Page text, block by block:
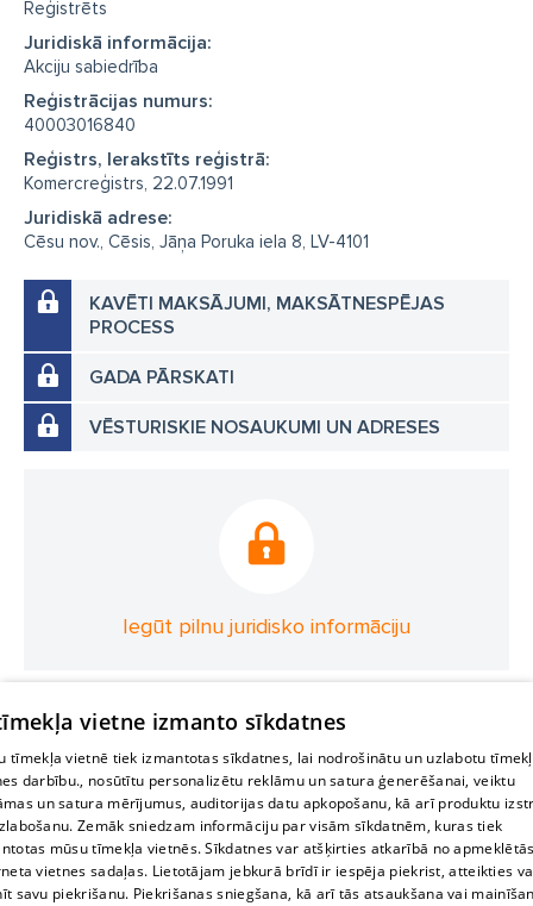
Reģistrēts
Juridiskā informācija:
Akciju sabiedrība
Reģistrācijas numurs:
40003016840
Reģistrs, Ierakstīts reģistrā:
Komercreģistrs, 22.07.1991
Juridiskā adrese:
Cēsu nov., Cēsis, Jāņa Poruka iela 8, LV-4101
KAVĒTI MAKSĀJUMI, MAKSĀTNESPĒJAS
PROCESS
GADA PĀRSKATI
VĒSTURISKIE NOSAUKUMI UN ADRESES
Iegūt pilnu juridisko informāciju
vietne izmanto sīkdatnes
tīmekļa vietnē tiek izmantotas sīkdatnes, lai nodrošinātu un uzlabotu
darbību., nosūtītu personalizētu reklāmu un satura ģenerēšanai, veiktu
un satura mērījumus, auditorijas datu apkopošanu, kā arī produktu
Zemāk sniedzam informāciju par visām sīkdatnēm, kuras tiek
mūsu tīmekļa vietnēs. Sīkdatnes var atšķirties atkarībā no
vietnes sadaļas. Lietotājam jebkurā brīdī ir iespēja piekrist, atteikties
savu piekrišanu. Piekrišanas sniegšana, kā arī tās atsaukšana vai